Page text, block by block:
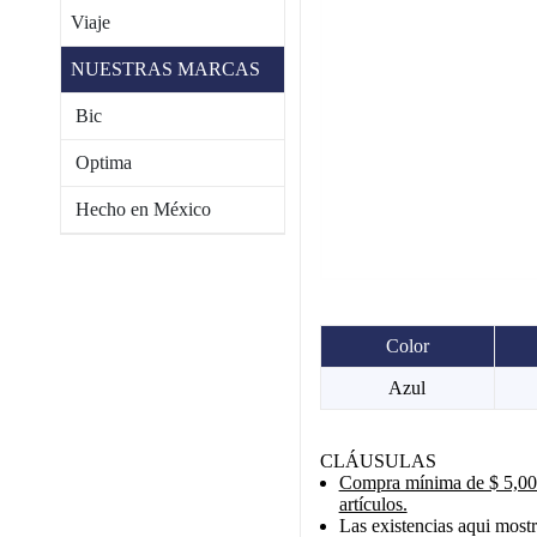
Viaje
NUESTRAS MARCAS
Bic
Optima
Hecho en México
Color
Azul
CLÁUSULAS
Compra mínima de $
artículos.
Las existencias aqui